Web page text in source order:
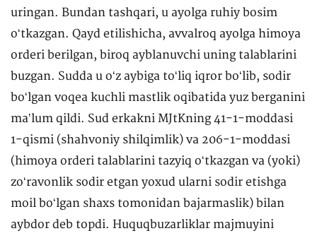
uringan. Bundan tashqari, u ayolga ruhiy bosim
oʻtkazgan. Qayd etilishicha, avvalroq ayolga himoya
orderi berilgan, biroq ayblanuvchi uning talablarini
buzgan. Sudda u oʻz aybiga toʻliq iqror boʻlib, sodir
boʻlgan voqea kuchli mastlik oqibatida yuz berganini
maʼlum qildi. Sud erkakni MJtKning 41-1-moddasi
1-qismi (shahvoniy shilqimlik) va 206-1-moddasi
(himoya orderi talablarini tazyiq oʻtkazgan va (yoki)
zoʻravonlik sodir etgan yoxud ularni sodir etishga
moil boʻlgan shaxs tomonidan bajarmaslik) bilan
aybdor deb topdi. Huquqbuzarliklar majmuyini